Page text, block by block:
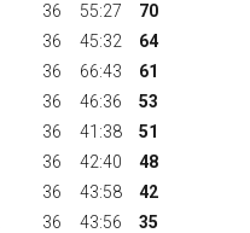
36 55:27
70
36 45:32
64
36 66:43
61
36 46:36
53
36 41:38
51
36 42:40
48
36 43:58
42
36 43:56
35